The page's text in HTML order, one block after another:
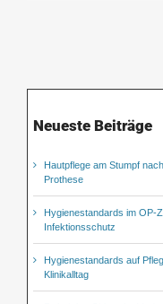
Neueste Beiträge
Hautpflege am Stumpf
Prothese
Hygienestandards im OP-
Infektionsschutz
Hygienestandards auf
Klinikalltag